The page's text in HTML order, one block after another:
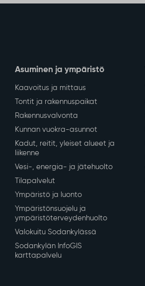
Asuminen ja ympäristö
Kaavoitus ja mittaus
Tontit ja rakennuspaikat
Rakennusvalvonta
Kunnan vuokra-asunnot
Kadut, reitit, yleiset alueet ja
liikenne
Vesi-, energia- ja jätehuolto
Tilapalvelut
Ympäristö ja luonto
Ympäristönsuojelu ja
ympäristöterveydenhuolto
Valokuitu Sodankylässä
Sodankylän InfoGIS
karttapalvelu